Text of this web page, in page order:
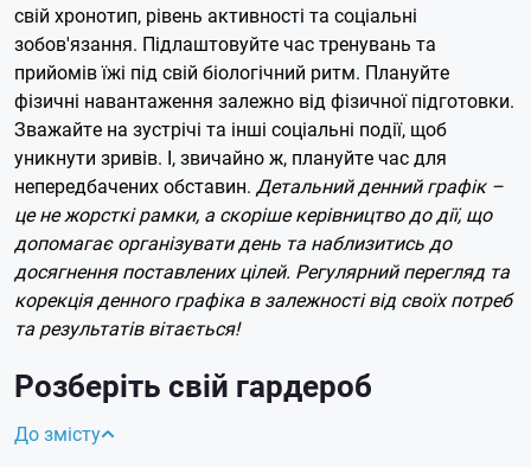
свій хронотип, рівень активності та соціальні
зобов'язання. Підлаштовуйте час тренувань та
прийомів їжі під свій біологічний ритм. Плануйте
фізичні навантаження залежно від фізичної підготовки.
Зважайте на зустрічі та інші соціальні події, щоб
уникнути зривів. І, звичайно ж, плануйте час для
непередбачених обставин. Детальний денний графік –
це не жорсткі рамки, а скоріше керівництво до дії, що
допомагає організувати день та наблизитись до
досягнення поставлених цілей. Регулярний перегляд та
корекція денного графіка в залежності від своїх потреб
та результатів вітається!
Розберіть свій гардероб
До змісту